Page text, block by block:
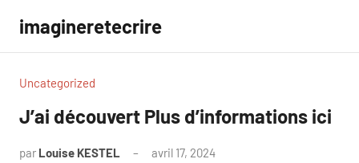
contenu
imagineretecrire
Uncategorized
J’ai découvert Plus d’informations ici
par Louise KESTEL avril 17, 2024